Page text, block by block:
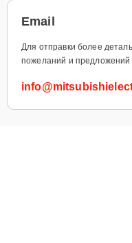
Email
Для отправки более
пожеланий и предложений